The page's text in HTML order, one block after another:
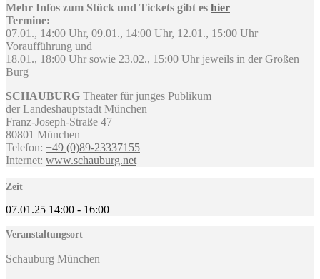
Mehr Infos zum Stück und Tickets gibt es hier
Termine:
07.01., 14:00 Uhr, 09.01., 14:00 Uhr, 12.01., 15:00 Uhr
Voraufführung und
18.01., 18:00 Uhr sowie 23.02., 15:00 Uhr jeweils in der Großen
Burg
SCHAUBURG Theater für junges Publikum
der Landeshauptstadt München
Franz-Joseph-Straße 47
80801 München
Telefon: +49 (0)89-23337155
Internet: www.schauburg.net
Zeit
07.01.25 14:00 - 16:00
Veranstaltungsort
Schauburg München